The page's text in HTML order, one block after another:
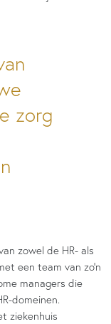
zorg
zowel de HR- als
een team van zo’n
managers die
domeinen.
ziekenhuis